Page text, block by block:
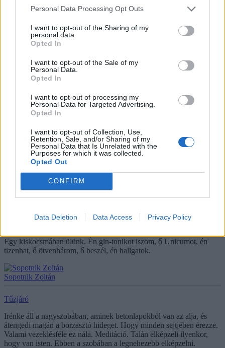
Personal Data Processing Opt Outs
I want to opt-out of the Sharing of my
personal data.
Opted In
I want to opt-out of the Sale of my
Personal Data.
Opted In
I want to opt-out of processing my
Personal Data for Targeted Advertising.
Opted In
I want to opt-out of Collection, Use,
Retention, Sale, and/or Sharing of my
Personal Data that Is Unrelated with the
Purposes for which it was collected.
Opted Out
CONFIRM
Data Deletion Data Access Privacy Policy
Macskamosoly
Kezdem elfelejteni, de a sejtjeim még emlékeznek, vagy az izmaim,
nem is tudom. Minden képet elpakoltam, leszedtem a falról, amin
rajta volt. Nem bírta el a lelkem, hogy lássam. Aztán két-három
egyet. Nagyon lassú kétnapok voltak azok.
Minden évben várom a nagy díjat, a díjamat. Ami csak az enyém.
Amit csak miattam alapítanak, személyesen nekem. Rengeteg
változatban elképzeltem már, hogy fognak értesíteni róla. Hogy
viráglocsolás közben egyszer csak megcsörren a telefonom. Hogy
fogmosás közben csörren meg. És hirtelen nem tudok válaszolni.
Egy kiskocsmában ülünk. Én gin-tonikot iszom, ő Unicumot, én
tizenhat, ő ötvenhárom, ő beszél, én hallgatok.
Sopotnik Zoltán
Tűzjáró
Irénke áll a nagyszobában, aminek betonlapokból van az alja, és
átengedi magán a borzasztó hideget. Hogy minden sejtjében érezze.
Valami vezeklésféle ez nála. Meditáció. Talán elképzeli ilyenkor,
hogy van isten. Ebben a szobában a legnehezebb elképzelni.